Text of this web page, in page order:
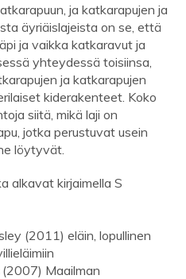
ja katkarapujen ja
äyriäislajeista on se, että
ja vaikka katkaravut ja
yhteydessä toisiinsa,
ja katkarapujen
kiderakenteet. Koko
siitä, mikä laji on
jotka perustuvat usein
löytyvät.
alkavat kirjaimella S
(2011) eläin, lopullinen
(2007) Maailman